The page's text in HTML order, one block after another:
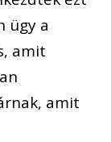
ügy a
amit
amit